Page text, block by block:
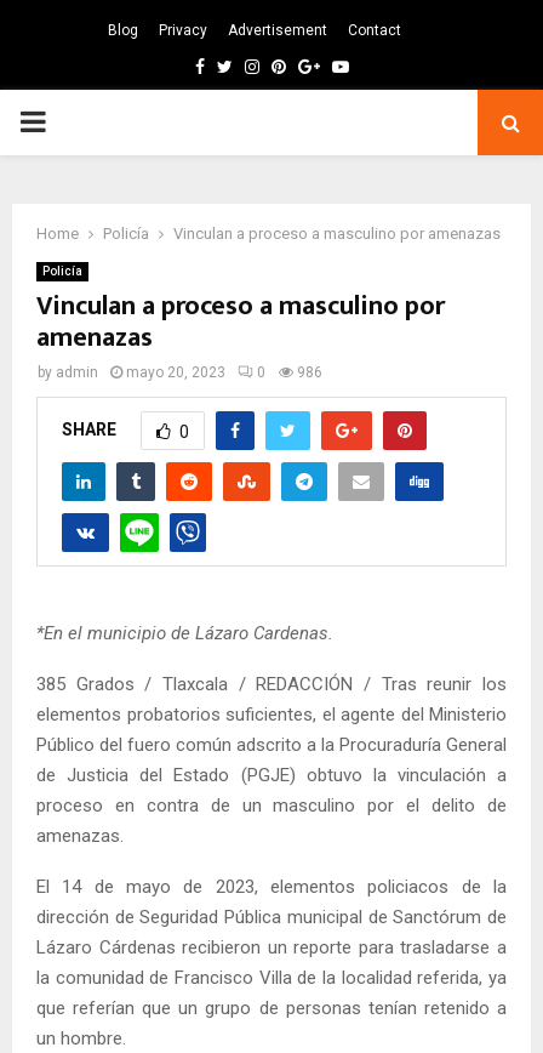
Blog Privacy Advertisement Contact
Facebook
TwitterInstagram
Pinterest
GoogleYoutube
PRIMARY
Home Policía Vinculan a proceso a masculino por amenazas
Policía
Vinculan a proceso a masculino por
amenazas
by admin mayo 20, 2023 0 986
SHARE 0
*En el municipio de Lázaro Cardenas.
385 Grados / Tlaxcala / REDACCIÓN / Tras reunir los
elementos probatorios suficientes, el agente del Ministerio
Público del fuero común adscrito a la Procuraduría General
de Justicia del Estado (PGJE) obtuvo la vinculación a
proceso en contra de un masculino por el delito de
amenazas.
El 14 de mayo de 2023, elementos policiacos de la
dirección de Seguridad Pública municipal de Sanctórum de
Lázaro Cárdenas recibieron un reporte para trasladarse a
la comunidad de Francisco Villa de la localidad referida, ya
que referían que un grupo de personas tenían retenido a
un hombre.